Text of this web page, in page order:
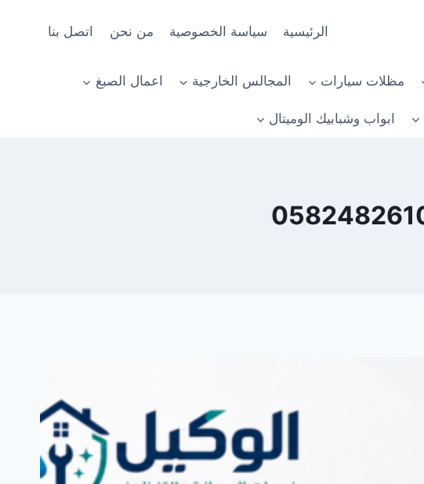
الرئيسية سياسة الخصوصية من نحن اتصل بنا
مظلات سيارات المجالس الخارجية اعمال الصبغ
ابواب وشبابيك الوميتال